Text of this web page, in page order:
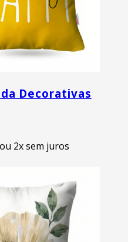
Decorativas
2x sem juros